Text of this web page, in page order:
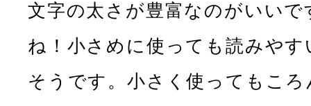
文字の太さが豊富なのがいいで
ね！小さめに使っても読みやす
そうです。小さく使ってもころ